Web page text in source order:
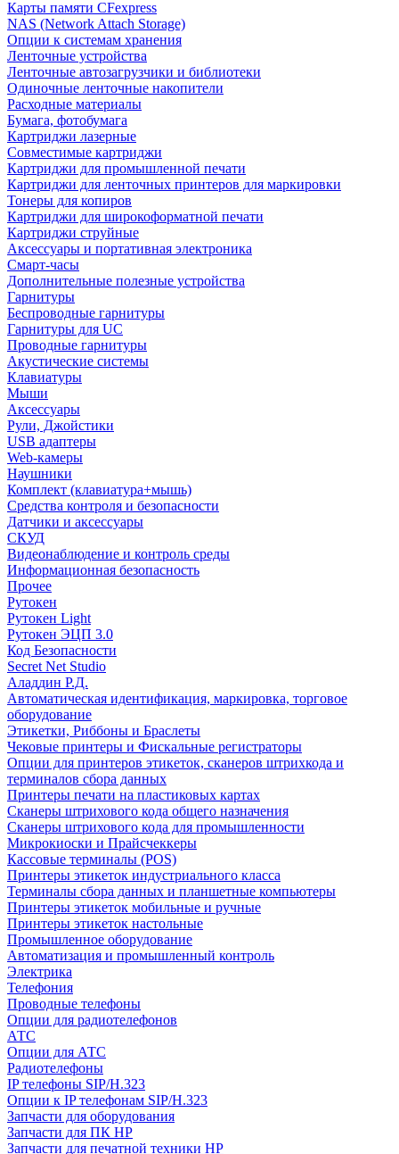
Карты памяти CFexpress
NAS (Network Attach Storage)
Опции к системам хранения
Ленточные устройства
Ленточные автозагрузчики и библиотеки
Одиночные ленточные накопители
Расходные материалы
Бумага, фотобумага
Картриджи лазерные
Совместимые картриджи
Картриджи для промышленной печати
Картриджи для ленточных принтеров для маркировки
Тонеры для копиров
Картриджи для широкоформатной печати
Картриджи струйные
Аксессуары и портативная электроника
Смарт-часы
Дополнительные полезные устройства
Гарнитуры
Беспроводные гарнитуры
Гарнитуры для UC
Проводные гарнитуры
Акустические системы
Клавиатуры
Мыши
Аксессуары
Рули, Джойстики
USB адаптеры
Web-камеры
Наушники
Комплект (клавиатура+мышь)
Средства контроля и безопасности
Датчики и аксессуары
СКУД
Видеонаблюдение и контроль среды
Информационная безопасность
Прочее
Рутокен
Рутокен Light
Рутокен ЭЦП 3.0
Код Безопасности
Secret Net Studio
Аладдин Р.Д.
Автоматическая идентификация, маркировка, торговое
оборудование
Этикетки, Риббоны и Браслеты
Чековые принтеры и Фискальные регистраторы
Опции для принтеров этикеток, сканеров штрихкода и
терминалов сбора данных
Принтеры печати на пластиковых картах
Сканеры штрихового кода общего назначения
Сканеры штрихового кода для промышленности
Микрокиоски и Прайсчеккеры
Кассовые терминалы (POS)
Принтеры этикеток индустриального класса
Терминалы сбора данных и планшетные компьютеры
Принтеры этикеток мобильные и ручные
Принтеры этикеток настольные
Промышленное оборудование
Автоматизация и промышленный контроль
Электрика
Телефония
Проводные телефоны
Опции для радиотелефонов
АТС
Опции для АТС
Радиотелефоны
IP телефоны SIP/H.323
Опции к IP телефонам SIP/H.323
Запчасти для оборудования
Запчасти для ПК HP
Запчасти для печатной техники HP